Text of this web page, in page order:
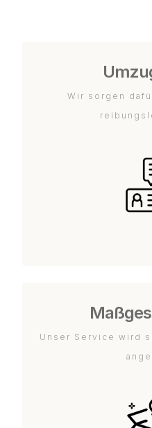
Wir sorgen
Unser Service wird